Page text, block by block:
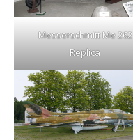
Messerschmitt Me 262
Replica